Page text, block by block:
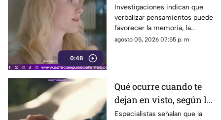
0:48
concentración y la
memoria
Investigaciones indican que
verbalizar pensamientos puede
favorecer la memoria, la
planificación y el manejo de
agosto 05, 2026 07:55 p. m.
Qué ocurre cuando te
dejan en visto, según la
psicología
Especialistas señalan que la